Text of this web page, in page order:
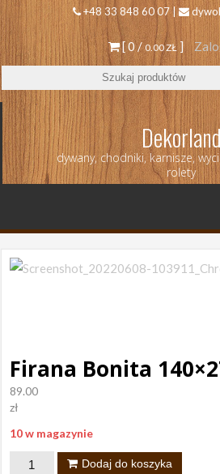
+48 33 848 60 07 |
[ 0 /0.00 ZŁ ]
dywany, chodniki, karnisze,
rolety
Firana Bonita
89.00
zł
10 w magazynie
ilość
Dodaj do koszyka